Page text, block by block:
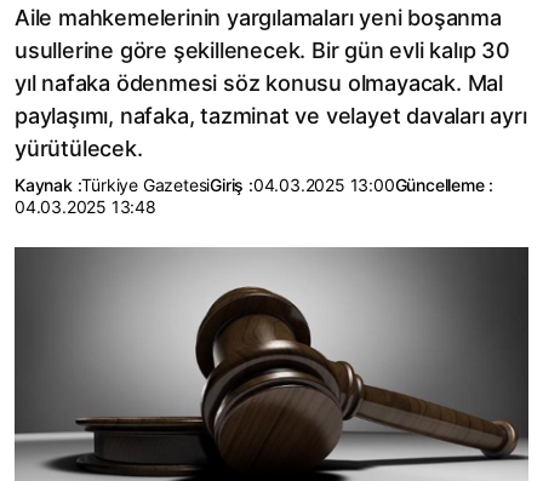
Aile mahkemelerinin yargılamaları yeni boşanma
usullerine göre şekillenecek. Bir gün evli kalıp 30
yıl nafaka ödenmesi söz konusu olmayacak. Mal
paylaşımı, nafaka, tazminat ve velayet davaları ayrı
yürütülecek.
Kaynak :Türkiye GazetesiGiriş :04.03.2025 13:00Güncelleme :
04.03.2025 13:48